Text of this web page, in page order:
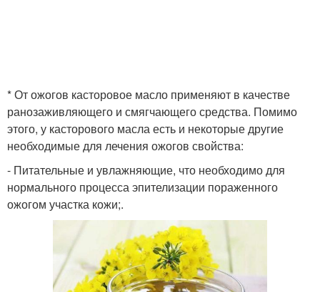
* От ожогов касторовое масло применяют в качестве
ранозаживляющего и смягчающего средства. Помимо
этого, у касторового масла есть и некоторые другие
необходимые для лечения ожогов свойства:
- Питательные и увлажняющие, что необходимо для
нормального процесса эпителизации пораженного
ожогом участка кожи;.